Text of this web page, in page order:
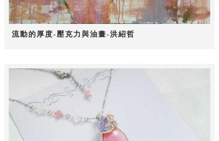
流動的厚度-壓克力與油畫-洪紹哲